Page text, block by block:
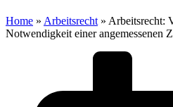
Home » Arbeitsrecht » Arbeitsrecht:
Notwendigkeit einer angemessenen